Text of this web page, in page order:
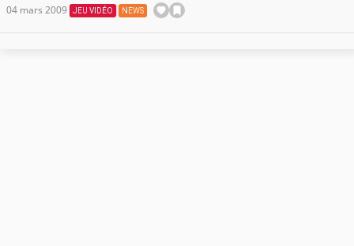
04 mars 2009 JEU VIDÉO NEWS